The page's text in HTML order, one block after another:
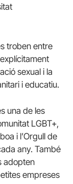
troben entre
sexual i la
i educatiu.
una de les
LGBT+,
i l’Orgull de
any. També
adopten
empreses